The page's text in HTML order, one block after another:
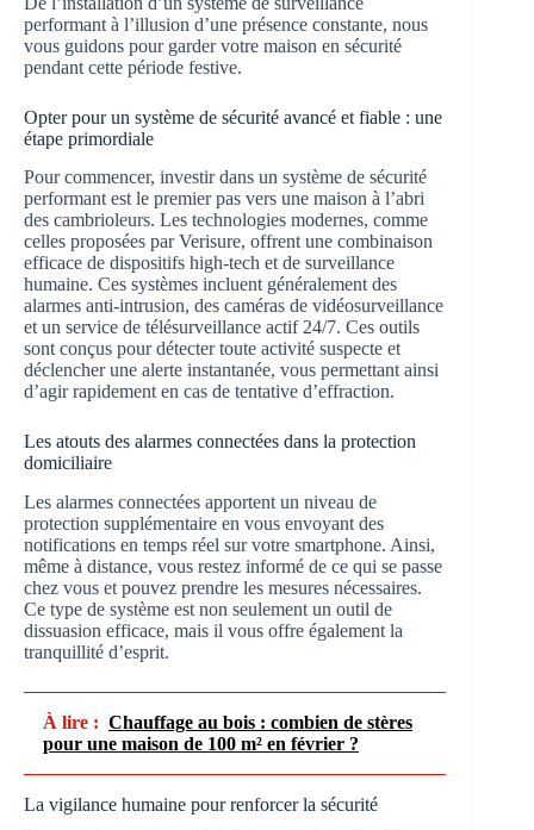
performant à l’illusion d’une présence constante, nous
vous guidons pour garder votre maison en sécurité
pendant cette période festive.
Opter pour un système de sécurité avancé et fiable : une
étape primordiale
Pour commencer, investir dans un système de sécurité
performant est le premier pas vers une maison à l’abri
des cambrioleurs. Les technologies modernes, comme
celles proposées par Verisure, offrent une combinaison
efficace de dispositifs high-tech et de surveillance
humaine. Ces systèmes incluent généralement des
alarmes anti-intrusion, des caméras de vidéosurveillance
et un service de télésurveillance actif 24/7. Ces outils
sont conçus pour détecter toute activité suspecte et
déclencher une alerte instantanée, vous permettant ainsi
d’agir rapidement en cas de tentative d’effraction.
Les atouts des alarmes connectées dans la protection
domiciliaire
Les alarmes connectées apportent un niveau de
protection supplémentaire en vous envoyant des
notifications en temps réel sur votre smartphone. Ainsi,
même à distance, vous restez informé de ce qui se passe
chez vous et pouvez prendre les mesures nécessaires.
Ce type de système est non seulement un outil de
dissuasion efficace, mais il vous offre également la
tranquillité d’esprit.
À lire : Chauffage au bois : combien de stères
pour une maison de 100 m² en février ?
La vigilance humaine pour renforcer la sécurité